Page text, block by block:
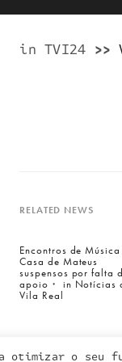
in TVI24 >>
RELATED NEWS
Encontros de
Casa de Mateus
suspensos por falta
apoio・ in Notícias
Vila Real
o seu